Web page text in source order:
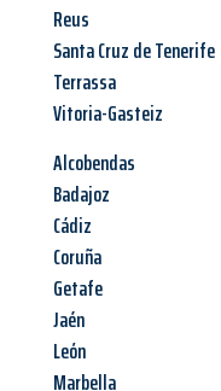
Reus
Santa Cruz de Tenerife
Terrassa
Vitoria-Gasteiz
Alcobendas
Badajoz
Cádiz
Coruña
Getafe
Jaén
León
Marbella